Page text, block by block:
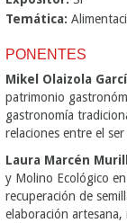
Temática:
PONENTES
Mikel Olaizola
patrimonio
gastronomía
relaciones entre el
Laura Marcén
y Molino Ecológico
recuperación de
elaboración